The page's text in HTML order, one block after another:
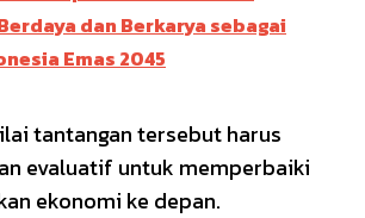
dan Berkarya sebagai
Emas 2045
tantangan tersebut harus
evaluatif untuk memperbaiki
ekonomi ke depan.